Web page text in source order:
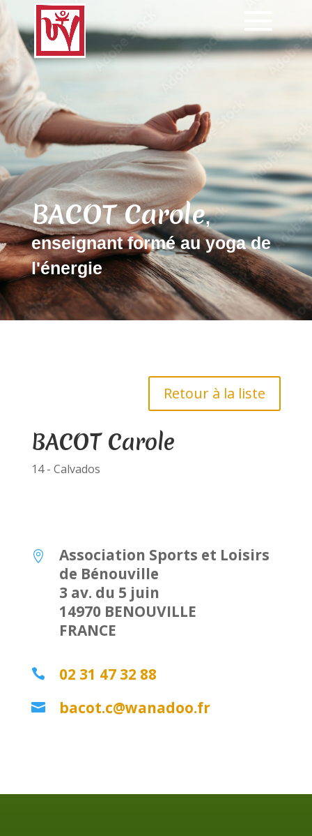
BACOT Carole,
enseignant formé au yoga de
l'énergie
Retour à la liste
BACOT Carole
14 - Calvados

Association Sports et Loisirs
de Bénouville
3 av. du 5 juin
14970 BENOUVILLE
FRANCE
 02 31 47 32 88
 bacot.c@wanadoo.fr